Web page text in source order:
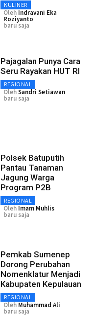
KULINER
Oleh Indravani Eka
Roziyanto
baru saja
Pajagalan Punya Cara
Seru Rayakan HUT RI
REGIONAL
OlehSandri Setiawan
baru saja
Polsek Batuputih
Pantau Tanaman
Jagung Warga
Program P2B
REGIONAL
Oleh Imam Muhlis
baru saja
Pemkab Sumenep
Dorong Perubahan
Nomenklatur Menjadi
Kabupaten Kepulauan
REGIONAL
Oleh Muhammad Ali
baru saja